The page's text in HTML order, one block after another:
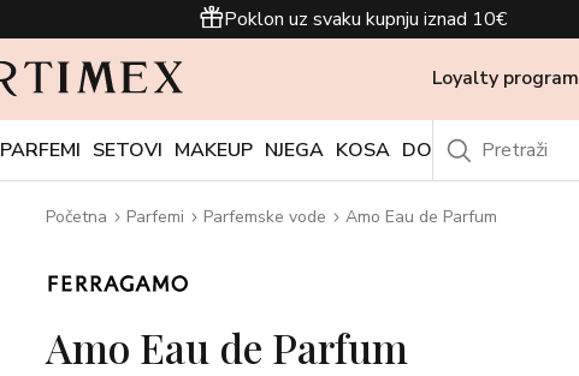
Poklon uz svaku kupnju iznad 10€
Loyalty program
PARFEMI SETOVI MAKEUP NJEGA KOSA DODACI OUTLET
Početna Parfemi Parfemske vode Amo Eau de Parfum
Amo Eau de Parfum